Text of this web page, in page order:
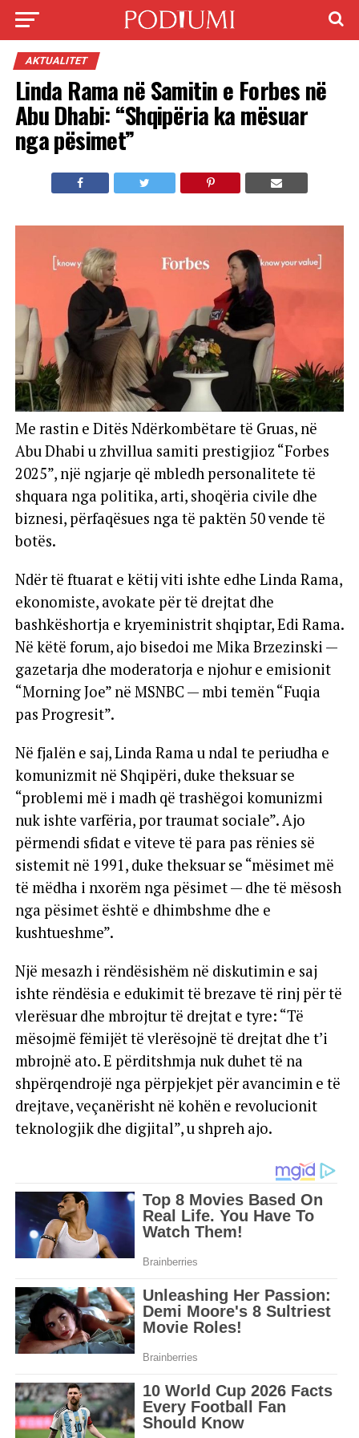
AKTUALITET
Linda Rama në Samitin e Forbes në
Abu Dhabi: “Shqipëria ka mësuar
nga pësimet”
Me rastin e Ditës Ndërkombëtare të Gruas, në
Abu Dhabi u zhvillua samiti prestigjioz “Forbes
2025”, një ngjarje që mbledh personalitete të
shquara nga politika, arti, shoqëria civile dhe
biznesi, përfaqësues nga të paktën 50 vende të
botës.
Ndër të ftuarat e këtij viti ishte edhe Linda Rama,
ekonomiste, avokate për të drejtat dhe
bashkëshortja e kryeministrit shqiptar, Edi Rama.
Në këtë forum, ajo bisedoi me Mika Brzezinski —
gazetarja dhe moderatorja e njohur e emisionit
“Morning Joe” në MSNBC — mbi temën “Fuqia
pas Progresit”.
Në fjalën e saj, Linda Rama u ndal te periudha e
komunizmit në Shqipëri, duke theksuar se
“problemi më i madh që trashëgoi komunizmi
nuk ishte varfëria, por traumat sociale”. Ajo
përmendi sfidat e viteve të para pas rënies së
sistemit në 1991, duke theksuar se “mësimet më
të mëdha i nxorëm nga pësimet — dhe të mësosh
nga pësimet është e dhimbshme dhe e
kushtueshme”.
Një mesazh i rëndësishëm në diskutimin e saj
ishte rëndësia e edukimit të brezave të rinj për të
vlerësuar dhe mbrojtur të drejtat e tyre: “Të
mësojmë fëmijët të vlerësojnë të drejtat dhe t’i
mbrojnë ato. E përditshmja nuk duhet të na
shpërqendrojë nga përpjekjet për avancimin e të
drejtave, veçanërisht në kohën e revolucionit
teknologjik dhe digjital”, u shpreh ajo.